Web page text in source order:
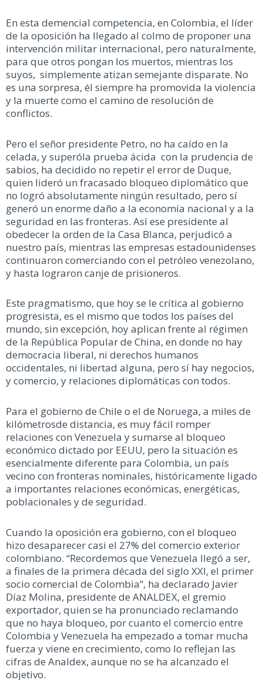
En esta demencial competencia, en Colombia, el líder
de la oposición ha llegado al colmo de proponer una
intervención militar internacional, pero naturalmente,
para que otros pongan los muertos, mientras los
suyos, simplemente atizan semejante disparate. No
es una sorpresa, él siempre ha promovida la violencia
y la muerte como el camino de resolución de
conflictos.
Pero el señor presidente Petro, no ha caído en la
celada, y superóla prueba ácida con la prudencia de
sabios, ha decidido no repetir el error de Duque,
quien lideró un fracasado bloqueo diplomático que
no logró absolutamente ningún resultado, pero sí
generó un enorme daño a la economía nacional y a la
seguridad en las fronteras. Así ese presidente al
obedecer la orden de la Casa Blanca, perjudicó a
nuestro país, mientras las empresas estadounidenses
continuaron comerciando con el petróleo venezolano,
y hasta lograron canje de prisioneros.
Este pragmatismo, que hoy se le crítica al gobierno
progresista, es el mismo que todos los países del
mundo, sin excepción, hoy aplican frente al régimen
de la República Popular de China, en donde no hay
democracia liberal, ni derechos humanos
occidentales, ni libertad alguna, pero sí hay negocios,
y comercio, y relaciones diplomáticas con todos.
Para el gobierno de Chile o el de Noruega, a miles de
kilómetrosde distancia, es muy fácil romper
relaciones con Venezuela y sumarse al bloqueo
económico dictado por EEUU, pero la situación es
esencialmente diferente para Colombia, un país
vecino con fronteras nominales, históricamente ligado
a importantes relaciones económicas, energéticas,
poblacionales y de seguridad.
Cuando la oposición era gobierno, con el bloqueo
hizo desaparecer casi el 27% del comercio exterior
colombiano. “Recordemos que Venezuela llegó a ser,
a finales de la primera década del siglo XXI, el primer
socio comercial de Colombia”, ha declarado Javier
Díaz Molina, presidente de ANALDEX, el gremio
exportador, quien se ha pronunciado reclamando
que no haya bloqueo, por cuanto el comercio entre
Colombia y Venezuela ha empezado a tomar mucha
fuerza y viene en crecimiento, como lo reflejan las
cifras de Analdex, aunque no se ha alcanzado el
objetivo.